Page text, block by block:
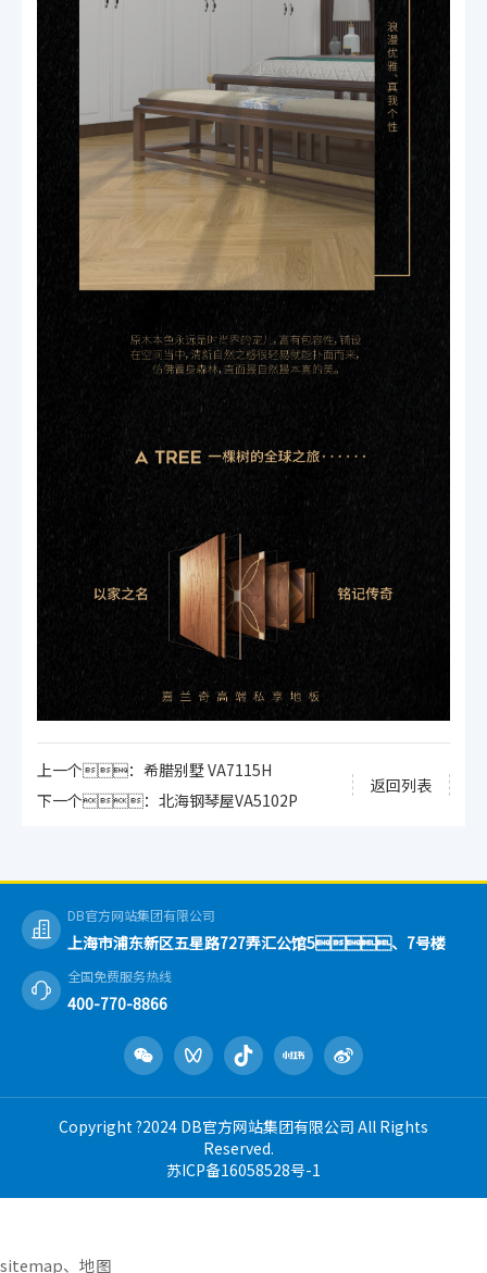
上一个：希腊别墅 VA7115H
返回列表
下一个：北海钢琴屋VA5102P
DB官方网站集团有限公司
上海市浦东新区五星路727弄汇公馆5、7号楼
全国免费服务热线
400-770-8866
Copyright ?2024 DB官方网站集团有限公司 All Rights
Reserved.
苏ICP备16058528号-1
sitemap、 地图